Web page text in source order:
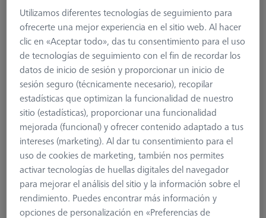
Utilizamos diferentes tecnologías de seguimiento para
ofrecerte una mejor experiencia en el sitio web. Al hacer
clic en «Aceptar todo», das tu consentimiento para el uso
de tecnologías de seguimiento con el fin de recordar los
datos de inicio de sesión y proporcionar un inicio de
sesión seguro (técnicamente necesario), recopilar
estadísticas que optimizan la funcionalidad de nuestro
sitio (estadísticas), proporcionar una funcionalidad
mejorada (funcional) y ofrecer contenido adaptado a tus
intereses (marketing). Al dar tu consentimiento para el
uso de cookies de marketing, también nos permites
activar tecnologías de huellas digitales del navegador
para mejorar el análisis del sitio y la información sobre el
rendimiento. Puedes encontrar más información y
opciones de personalización en «Preferencias de